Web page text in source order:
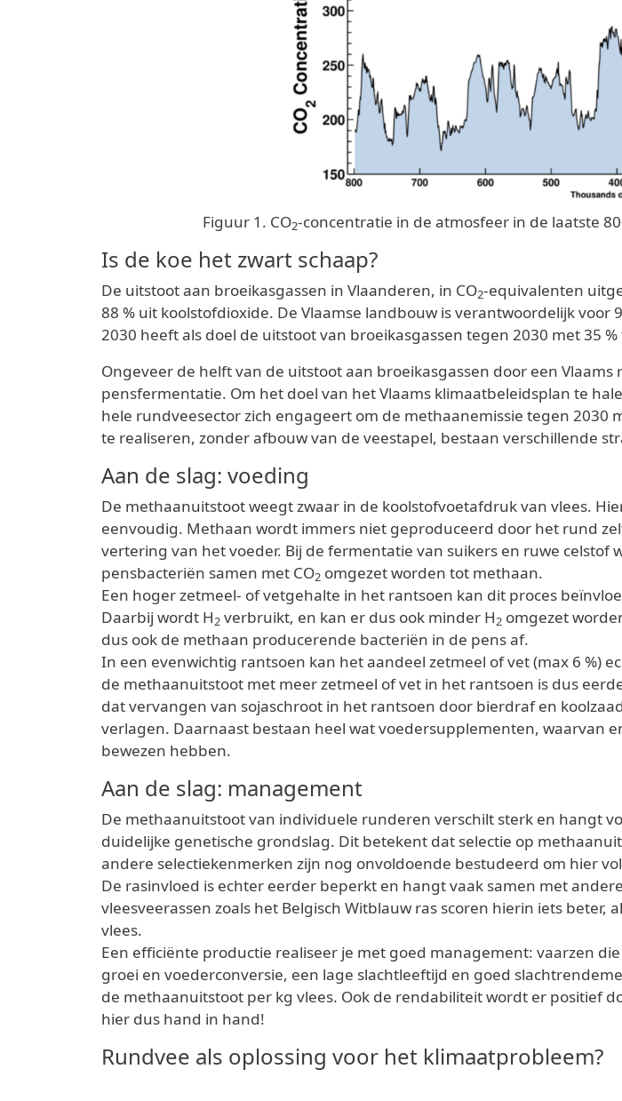
Figuur 1. CO2-concentratie in de atmosfeer in de laatste
Is de koe het zwart schaap?
De uitstoot aan broeikasgassen in Vlaanderen, in CO2-equivalenten
88 % uit koolstofdioxide. De Vlaamse landbouw is verantwoordelijk voor
2030 heeft als doel de uitstoot van broeikasgassen tegen 2030 met 35
Ongeveer de helft van de uitstoot aan broeikasgassen door een
pensfermentatie. Om het doel van het Vlaams klimaatbeleidsplan te
hele rundveesector zich engageert om de methaanemissie tegen 2030
te realiseren, zonder afbouw van de veestapel, bestaan verschillende
Aan de slag: voeding
De methaanuitstoot weegt zwaar in de koolstofvoetafdruk van vlees.
eenvoudig. Methaan wordt immers niet geproduceerd door het rund
vertering van het voeder. Bij de fermentatie van suikers en ruwe celstof
pensbacteriën samen met CO2 omgezet worden tot methaan.
Een hoger zetmeel- of vetgehalte in het rantsoen kan dit proces
Daarbij wordt H2 verbruikt, en kan er dus ook minder H2 omgezet
dus ook de methaan producerende bacteriën in de pens af.
In een evenwichtig rantsoen kan het aandeel zetmeel of vet (max 6
de methaanuitstoot met meer zetmeel of vet in het rantsoen is dus
dat vervangen van sojaschroot in het rantsoen door bierdraf en
verlagen. Daarnaast bestaan heel wat voedersupplementen, waarvan
bewezen hebben.
Aan de slag: management
De methaanuitstoot van individuele runderen verschilt sterk en hangt
duidelijke genetische grondslag. Dit betekent dat selectie op
andere selectiekenmerken zijn nog onvoldoende bestudeerd om hier
De rasinvloed is echter eerder beperkt en hangt vaak samen met
vleesveerassen zoals het Belgisch Witblauw ras scoren hierin iets
vlees.
Een efficiënte productie realiseer je met goed management: vaarzen
groei en voederconversie, een lage slachtleeftijd en goed
de methaanuitstoot per kg vlees. Ook de rendabiliteit wordt er positief
hier dus hand in hand!
Rundvee als oplossing voor het klimaatprobleem?